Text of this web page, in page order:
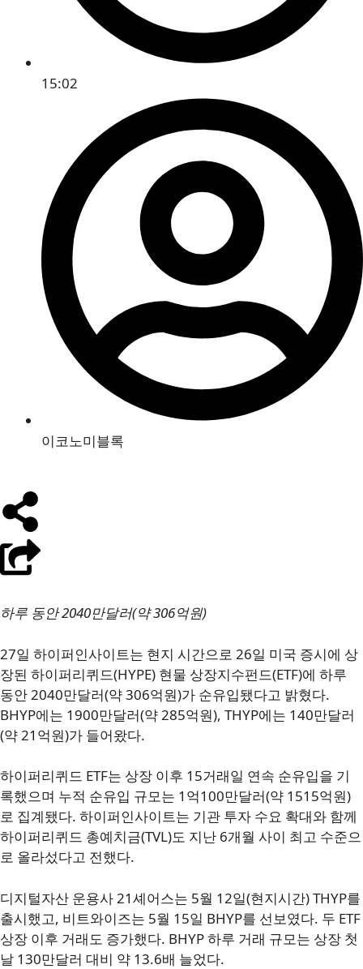
15:02
이코노미블록
하루 동안 2040만달러(약 306억원)
27일 하이퍼인사이트는 현지 시간으로 26일 미국 증시에 상
장된 하이퍼리퀴드(HYPE) 현물 상장지수펀드(ETF)에 하루
동안 2040만달러(약 306억원)가 순유입됐다고 밝혔다.
BHYP에는 1900만달러(약 285억원), THYP에는 140만달러
(약 21억원)가 들어왔다.
하이퍼리퀴드 ETF는 상장 이후 15거래일 연속 순유입을 기
록했으며 누적 순유입 규모는 1억100만달러(약 1515억원)
로 집계됐다. 하이퍼인사이트는 기관 투자 수요 확대와 함께
하이퍼리퀴드 총예치금(TVL)도 지난 6개월 사이 최고 수준으
로 올라섰다고 전했다.
디지털자산 운용사 21셰어스는 5월 12일(현지시간) THYP를
출시했고, 비트와이즈는 5월 15일 BHYP를 선보였다. 두 ETF
상장 이후 거래도 증가했다. BHYP 하루 거래 규모는 상장 첫
날 130만달러 대비 약 13.6배 늘었다.